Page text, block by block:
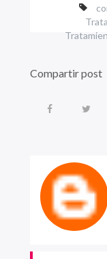
Compartir post